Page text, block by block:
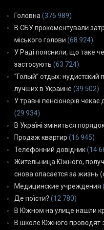
Головна (376 989)
В СБУ прокоментували
міського голови (68 924)
У Раді пояснили, що таке
застосують (63 724)
“Голый” отдых:
лучших в Украине (39 502)
У травні пенсіонерів
(29 934)
В Україні зміниться
Продаж квартир (16 945)
Телефонний довідник(14
Жительница Южного,
снова опасается за жизнь
Медицинские учреждения
Де поїсти? (12 780)
В Южном на улице нашли
В школе Южного проводят